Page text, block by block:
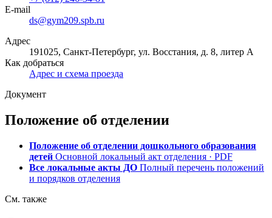
E-mail
ds@gym209.spb.ru
Адрес
191025, Санкт-Петербург, ул. Восстания, д. 8, литер А
Как добраться
Адрес и схема проезда
Документ
Положение об отделении
Положение об отделении дошкольного образования
детей Основной локальный акт отделения · PDF
Все локальные акты ДО Полный перечень положений
и порядков отделения
См. также